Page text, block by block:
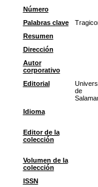
Número
Palabras clave
Resumen
Dirección
Autor
corporativo
Editorial
de
Idioma
Editor de la
colección
Volumen de la
colección
ISSN